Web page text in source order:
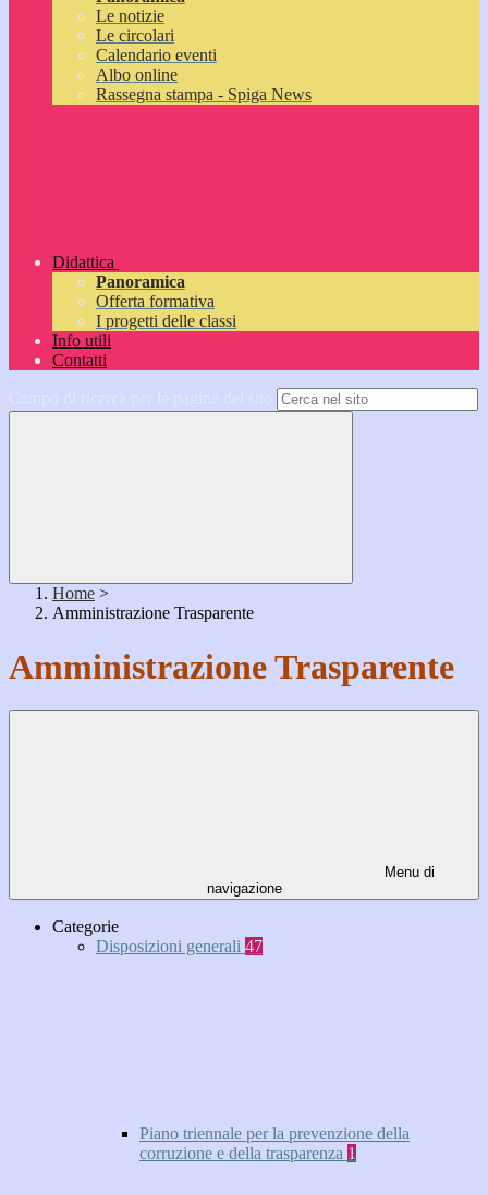
Le notizie
Le circolari
Calendario eventi
Albo online
Rassegna stampa - Spiga News
Didattica
Panoramica
Offerta formativa
I progetti delle classi
Info utili
Contatti
Home >
Amministrazione Trasparente
Amministrazione Trasparente
Menu di
navigazione
Categorie
Disposizioni generali 47
Piano triennale per la prevenzione della
corruzione e della trasparenza 1